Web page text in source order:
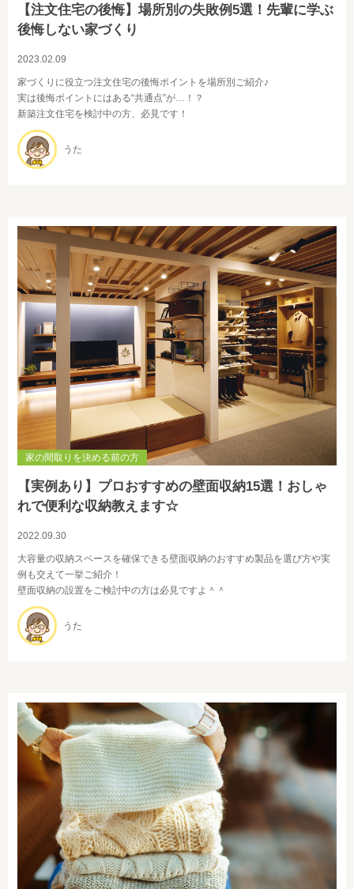
【注文住宅の後悔】場所別の失敗例5選！先輩に学ぶ
後悔しない家づくり
2023.02.09
家づくりに役立つ注文住宅の後悔ポイントを場所別ご紹介♪
実は後悔ポイントにはある“共通点”が…！？
新築注文住宅を検討中の方、必見です！
うた
家の間取りを決める前の方
【実例あり】プロおすすめの壁面収納15選！おしゃ
れで便利な収納教えます☆
2022.09.30
大容量の収納スペースを確保できる壁面収納のおすすめ製品を選び方や実
例も交えて一挙ご紹介！
壁面収納の設置をご検討中の方は必見ですよ＾＾
うた